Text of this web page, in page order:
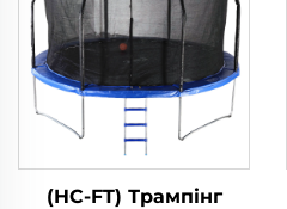
(HC-FT) Трампінг